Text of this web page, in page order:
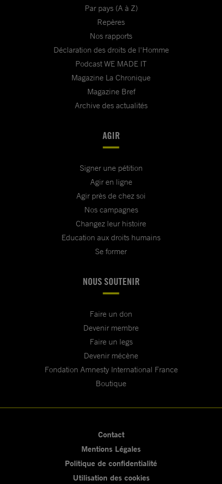
Par pays (A à Z)
Repères
Nos rapports
Déclaration des droits de l'Homme
Podcast WE MADE IT
Magazine La Chronique
Magazine Bref
Archive des actualités
AGIR
Signer une pétition
Agir en ligne
Agir près de chez soi
Nos campagnes
Changez leur histoire
Education aux droits humains
Se former
NOUS SOUTENIR
Faire un don
Devenir membre
Faire un legs
Devenir mécène
Fondation Amnesty International France
Boutique
Contact
Mentions Légales
Politique de confidentialité
Utilisation des cookies